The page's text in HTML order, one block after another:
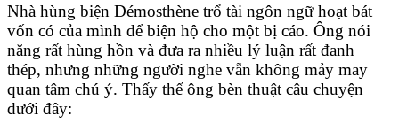
Nhà hùng biện Démosthène trổ tài ngôn ngữ hoạt bát
vốn có của mình để biện hộ cho một bị cáo. Ông nói
năng rất hùng hồn và đưa ra nhiều lý luận rất đanh
thép, nhưng những người nghe vẫn không mảy may
quan tâm chú ý. Thấy thế ông bèn thuật câu chuyện
dưới đây: